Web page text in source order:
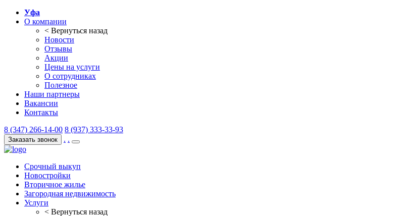
Уфа
О компании
< Вернуться назад
Новости
Отзывы
Акции
Цены на услуги
О сотрудниках
Полезное
Наши партнеры
Вакансии
Контакты
8 (347) 266-14-00 8 (937) 333-33-93
Заказать звонок . .
Срочный выкуп
Новостройки
Вторичное жилье
Загородная недвижимость
Услуги
< Вернуться назад